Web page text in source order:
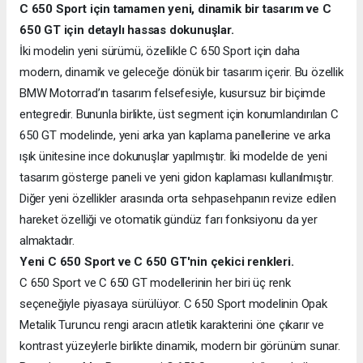
C 650 Sport için tamamen yeni, dinamik bir tasarım ve C
650 GT için detaylı hassas dokunuşlar.
İki modelin yeni sürümü, özellikle C 650 Sport için daha
modern, dinamik ve geleceğe dönük bir tasarım içerir. Bu özellik
BMW Motorrad’ın tasarım felsefesiyle, kusursuz bir biçimde
entegredir. Bununla birlikte, üst segment için konumlandırılan C
650 GT modelinde, yeni arka yan kaplama panellerine ve arka
ışık ünitesine ince dokunuşlar yapılmıştır. İki modelde de yeni
tasarım gösterge paneli ve yeni gidon kaplaması kullanılmıştır.
Diğer yeni özellikler arasında orta sehpasehpanın revize edilen
hareket özelliği ve otomatik gündüz farı fonksiyonu da yer
almaktadır.
Yeni C 650 Sport ve C 650 GT'nin çekici renkleri.
C 650 Sport ve C 650 GT modellerinin her biri üç renk
seçeneğiyle piyasaya sürülüyor. C 650 Sport modelinin Opak
Metalik Turuncu rengi aracın atletik karakterini öne çıkarır ve
kontrast yüzeylerle birlikte dinamik, modern bir görünüm sunar.